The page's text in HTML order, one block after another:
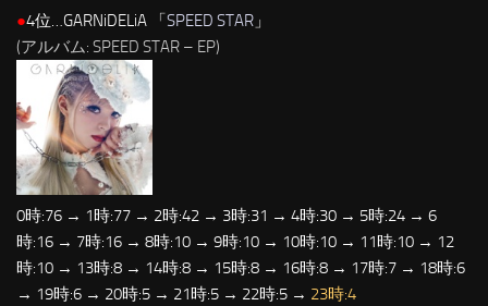
●4位…GARNiDELiA 「SPEED STAR 」
(アルバム: SPEED STAR – EP)
0時:76 → 1時:77 → 2時:42 → 3時:31 → 4時:30 → 5時:24 → 6
時:16 → 7時:16 → 8時:10 → 9時:10 → 10時:10 → 11時:10 → 12
時:10 → 13時:8 → 14時:8 → 15時:8 → 16時:8 → 17時:7 → 18時:6
→ 19時:6 → 20時:5 → 21時:5 → 22時:5 → 23時:4